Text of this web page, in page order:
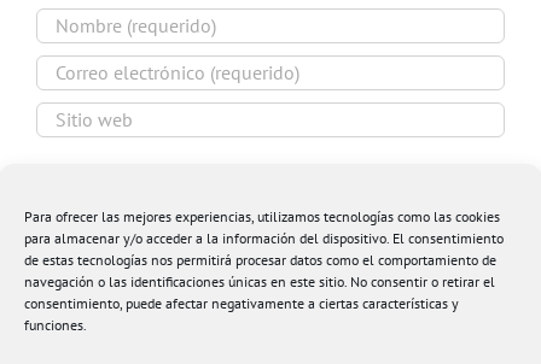
Para ofrecer las mejores experiencias, utilizamos tecnologías como las cookies
para almacenar y/o acceder a la información del dispositivo. El consentimiento
de estas tecnologías nos permitirá procesar datos como el comportamiento de
navegación o las identificaciones únicas en este sitio. No consentir o retirar el
consentimiento, puede afectar negativamente a ciertas características y
funciones.
navegador para la próxima vez que comente.